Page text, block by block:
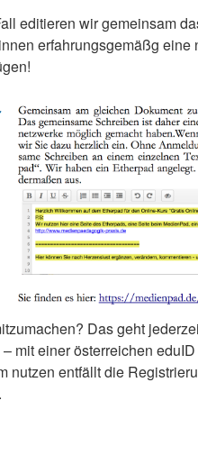
editieren wir gemeinsam
erfahrungsgemäßg eine
Das geht
mit einer österreichen
nutzen entfällt die